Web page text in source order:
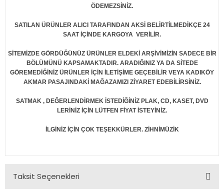
ÖDEMEZSİNİZ.
SATILAN ÜRÜNLER ALICI TARAFINDAN AKSİ BELİRTİLMEDİKÇE 24
SAAT İÇİNDE KARGOYA VERİLİR.
SİTEMİZDE GÖRDÜĞÜNÜZ ÜRÜNLER ELDEKİ ARŞİVİMİZİN SADECE BİR
BÖLÜMÜNÜ KAPSAMAKTADIR. ARADIĞINIZ YA DA SİTEDE
GÖREMEDİĞİNİZ ÜRÜNLER İÇİN İLETİŞİME GEÇEBİLİR VEYA KADIKÖY
AKMAR PASAJINDAKİ MAĞAZAMIZI ZİYARET EDEBİLİRSİNİZ.
SATMAK , DEĞERLENDİRMEK İSTEDİĞİNİZ PLAK, CD, KASET, DVD
LERİNİZ İÇİN LÜTFEN FİYAT İSTEYİNİZ.
İLGİNİZ İÇİN ÇOK TEŞEKKÜRLER. ZİHNİMÜZİK
Taksit Seçenekleri